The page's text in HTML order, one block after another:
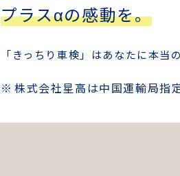
プラスαの感動を。
「きっちり車検」はあなたに本当
株式会社星高は中国運輸局指